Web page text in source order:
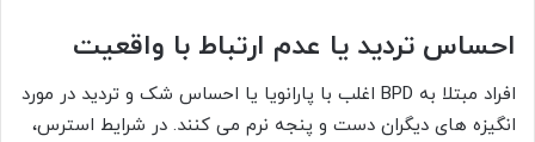
احساس تردید یا عدم ارتباط با واقعیت
افراد مبتلا به BPD اغلب با پارانویا یا احساس شک و تردید در مورد
انگیزه های دیگران دست و پنجه نرم می کنند. در شرایط استرس،